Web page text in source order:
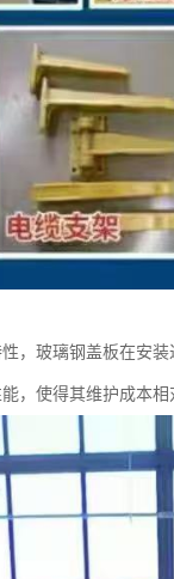
，玻璃钢盖板在安
，使得其维护成本相